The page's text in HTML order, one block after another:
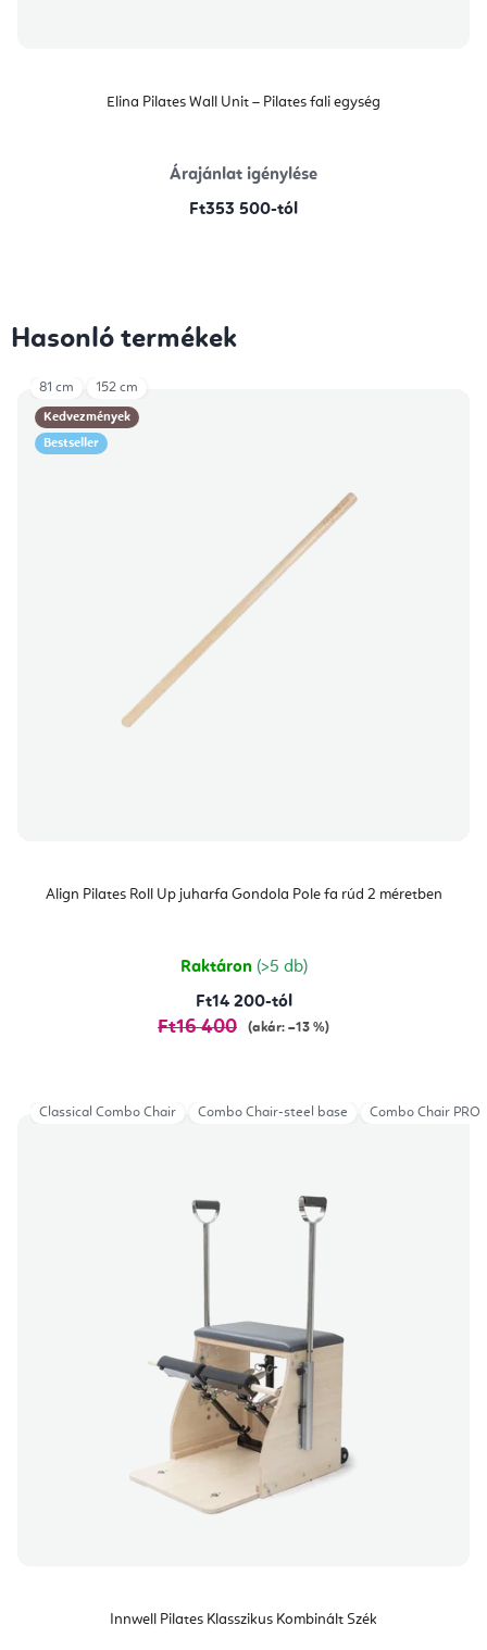
Elina Pilates Wall Unit – Pilates fali egység
Árajánlat igénylése
Ft353 500-tól
Hasonló termékek
Kedvezmények
Bestseller
Align Pilates Roll Up juharfa Gondola Pole fa rúd 2 méretben
Raktáron (>5 db)
Ft14 200-tól
Ft16 400 (akár: –13 %)
81 cm 152 cm
Innwell Pilates Klasszikus Kombinált Szék
Classical Combo Chair Combo Chair-steel base Combo Chair PRO